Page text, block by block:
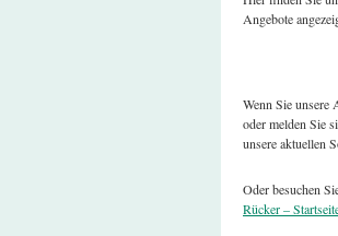
Angebote
Wenn Sie unsere
oder melden Sie
unsere aktuellen
Oder besuchen
Rücker –